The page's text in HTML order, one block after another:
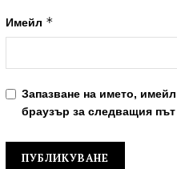
Имейл *
Запазване на името,
браузър за следващия път